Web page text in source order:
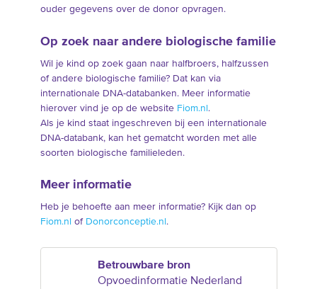
ouder gegevens over de donor opvragen.
Op zoek naar andere biologische familie
Wil je kind op zoek gaan naar halfbroers, halfzussen
of andere biologische familie? Dat kan via
internationale DNA-databanken. Meer informatie
hierover vind je op de website Fiom.nl.
Als je kind staat ingeschreven bij een internationale
DNA-databank, kan het gematcht worden met alle
soorten biologische familieleden.
Meer informatie
Heb je behoefte aan meer informatie? Kijk dan op
Fiom.nl of Donorconceptie.nl .
Betrouwbare bron
Opvoedinformatie Nederland